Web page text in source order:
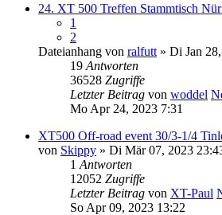
24. XT 500 Treffen Stammtisch
1
2
Dateianhang von ralfutt » Di Jan
19 Antworten
36528 Zugriffe
Letzter Beitrag von woddel
Mo Apr 24, 2023 7:31
XT500 Off-road event 30/3-1/4
von Skippy » Di Mär 07, 2023
1 Antworten
12052 Zugriffe
Letzter Beitrag von XT-Paul
So Apr 09, 2023 13:22